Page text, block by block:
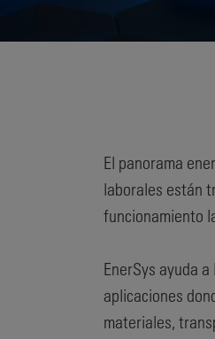
El panorama
laborales están
funcionamiento
EnerSys ayuda
aplicaciones
materiales,